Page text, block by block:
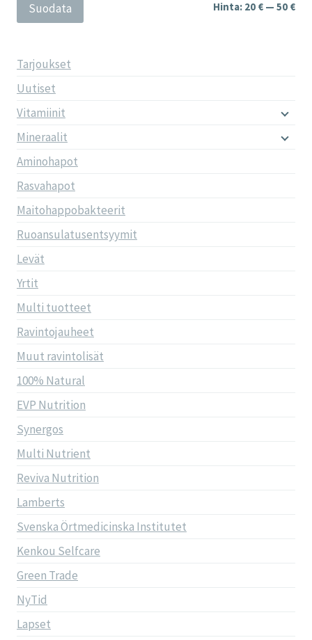
Suodata Hinta: 20 € — 50 €
Tarjoukset
Uutiset
Vitamiinit
Mineraalit
Aminohapot
Rasvahapot
Maitohappobakteerit
Ruoansulatusentsyymit
Levät
Yrtit
Multi tuotteet
Ravintojauheet
Muut ravintolisät
100% Natural
EVP Nutrition
Synergos
Multi Nutrient
Reviva Nutrition
Lamberts
Svenska Örtmedicinska Institutet
Kenkou Selfcare
Green Trade
NyTid
Lapset